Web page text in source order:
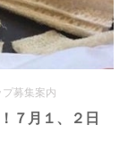
募集案内
７月１、２日